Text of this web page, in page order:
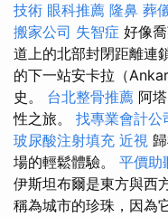
技術 眼科推薦 隆鼻 葬
搬家公司 失智症 好像
道上的北部封閉距離連
的下一站安卡拉（
史。 台北整骨推薦 阿
性之旅。 找專業會計公
玻尿酸注射填充 近視
場的輕鬆體驗。 平價助
伊斯坦布爾是東方與西
稱為城市的珍珠，因為